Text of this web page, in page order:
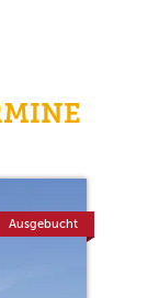
Ausgebucht